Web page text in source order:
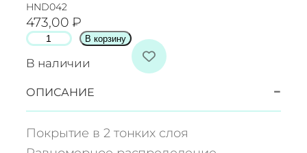
HND042
473,00₽
В наличии
К
о
и
ч
е
с
В корзину
ОПИСАНИЕ −
Покрытие в 2 тонких слоя